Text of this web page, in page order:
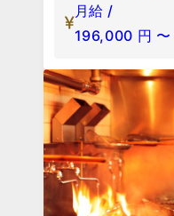
月給 /
196,000 円 〜